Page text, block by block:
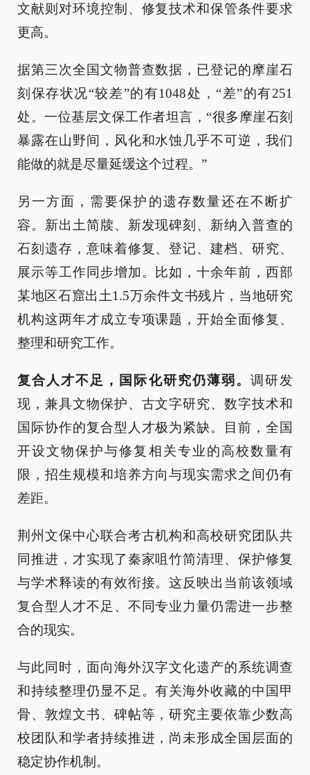
文献则对环境控制、修复技术和保管条件要求
更高。
据第三次全国文物普查数据，已登记的摩崖石
刻保存状况“较差”的有1048处，“差”的有251
处。一位基层文保工作者坦言，“很多摩崖石刻
暴露在山野间，风化和水蚀几乎不可逆，我们
能做的就是尽量延缓这个过程。”
另一方面，需要保护的遗存数量还在不断扩
容。新出土简牍、新发现碑刻、新纳入普查的
石刻遗存，意味着修复、登记、建档、研究、
展示等工作同步增加。比如，十余年前，西部
某地区石窟出土1.5万余件文书残片，当地研究
机构这两年才成立专项课题，开始全面修复、
整理和研究工作。
复合人才不足，国际化研究仍薄弱。 调研发
现，兼具文物保护、古文字研究、数字技术和
国际协作的复合型人才极为紧缺。目前，全国
开设文物保护与修复相关专业的高校数量有
限，招生规模和培养方向与现实需求之间仍有
差距。
荆州文保中心联合考古机构和高校研究团队共
同推进，才实现了秦家咀竹简清理、保护修复
与学术释读的有效衔接。这反映出当前该领域
复合型人才不足、不同专业力量仍需进一步整
合的现实。
与此同时，面向海外汉字文化遗产的系统调查
和持续整理仍显不足。有关海外收藏的中国甲
骨、敦煌文书、碑帖等，研究主要依靠少数高
校团队和学者持续推进，尚未形成全国层面的
稳定协作机制。